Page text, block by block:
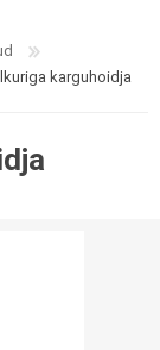
karguhoidja